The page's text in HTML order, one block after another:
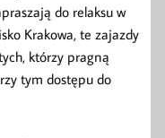
do relaksu w
Krakowa, te zajazdy
którzy pragną
tym dostępu do